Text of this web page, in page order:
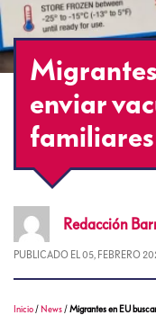
enviar
Redacción
PUBLICADO EL 05, FEBRERO
Inicio / News /Migrantes en EU